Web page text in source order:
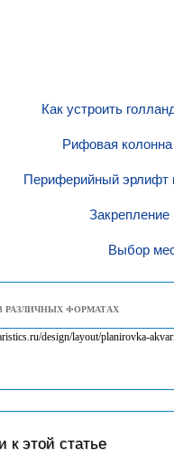
Как устроить
Рифовая
Периферийный эрлифт
Выбор
РАЗЛИЧНЫХ ФОРМАТАХ
к этой статье